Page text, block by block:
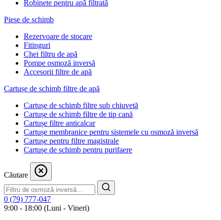
Robinete pentru apă filtrată
Piese de schimb
Rezervoare de stocare
Fitinguri
Chei filtru de apă
Pompe osmoză inversă
Accesorii filtre de apă
Cartușe de schimb filtre de apă
Cartușe de schimb filtre sub chiuvetă
Cartușe de schimb filtre de tip cană
Cartușe filtre anticalcar
Cartușe membranice pentru sistemele cu osmoză inversă
Cartușe pentru filtre magistrale
Cartușe de schimb pentru purifaere
Căutare
0 (79) 777-047
9:00 - 18:00 (Luni - Vineri)